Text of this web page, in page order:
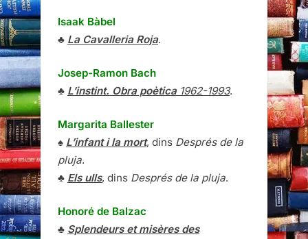
Isaak Bàbel
♣ La Cavalleria Roja.
Josep-Ramon Bach
♣ L’instint. Obra poètica1962-1993.
Margarita Ballester
♠ L’infant i la mort, dins Després de la
pluja.
♣ Els ulls, dins Després de la pluja.
Honoré de Balzac
♣ Splendeurs et misères des